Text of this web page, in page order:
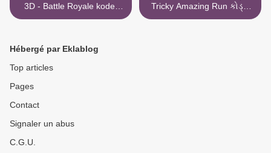
3D - Battle Royale koder
generatorpunkter
Tricky Amazing Run કોડ્સ
ભૂલ ટોકન્સ >
Hébergé par Eklablog
Top articles
Pages
Contact
Signaler un abus
C.G.U.